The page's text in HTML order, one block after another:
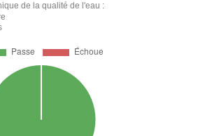
de la qualité de l'eau :